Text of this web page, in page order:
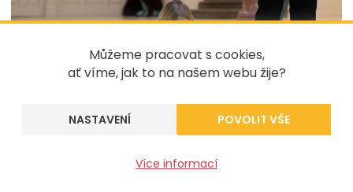
Můžeme pracovat s cookies,
ať víme, jak to na našem webu žije?
NASTAVENÍ
Více informací